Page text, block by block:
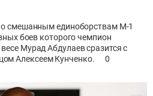
смешанным единоборствам М-1
боев которого чемпион
Мурад Абдулаев сразится с
Алексеем Кунченко.
0